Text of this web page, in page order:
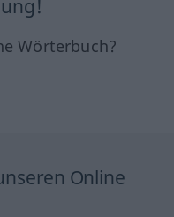
Wörterbuch?
Online